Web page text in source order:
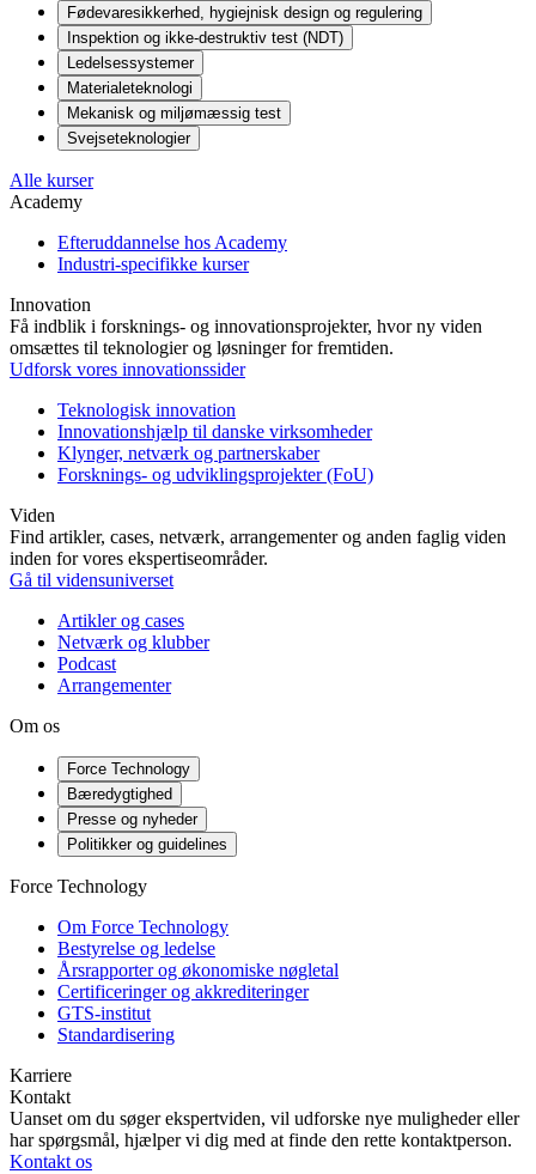
Fødevaresikkerhed, hygiejnisk design og regulering
Inspektion og ikke-destruktiv test (NDT)
Ledelsessystemer
Materialeteknologi
Mekanisk og miljømæssig test
Svejseteknologier
Alle kurser
Academy
Efteruddannelse hos Academy
Industri-specifikke kurser
Innovation
Få indblik i forsknings- og innovationsprojekter, hvor ny viden
omsættes til teknologier og løsninger for fremtiden.
Udforsk vores innovationssider
Teknologisk innovation
Innovationshjælp til danske virksomheder
Klynger, netværk og partnerskaber
Forsknings- og udviklingsprojekter (FoU)
Viden
Find artikler, cases, netværk, arrangementer og anden faglig viden
inden for vores ekspertiseområder.
Gå til vidensuniverset
Artikler og cases
Netværk og klubber
Podcast
Arrangementer
Om os
Force Technology
Bæredygtighed
Presse og nyheder
Politikker og guidelines
Force Technology
Om Force Technology
Bestyrelse og ledelse
Årsrapporter og økonomiske nøgletal
Certificeringer og akkrediteringer
GTS-institut
Standardisering
Karriere
Kontakt
Uanset om du søger ekspertviden, vil udforske nye muligheder eller
har spørgsmål, hjælper vi dig med at finde den rette kontaktperson.
Kontakt os